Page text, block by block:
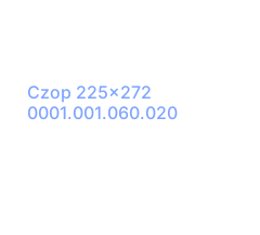
Czop 225×272
0001.001.060.020